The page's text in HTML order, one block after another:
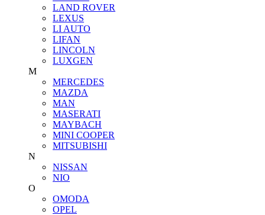
LAND ROVER
LEXUS
LI AUTO
LIFAN
LINCOLN
LUXGEN
M
MERCEDES
MAZDA
MAN
MASERATI
MAYBACH
MINI COOPER
MITSUBISHI
N
NISSAN
NIO
O
OMODA
OPEL